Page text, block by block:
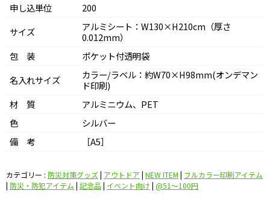
申し込単位
200
サイズ
アルミシート：W130×H210cm（厚さ
0.012mm）
包 装
ポケット付透明袋
名入れサイズ
カラー/ラベル：約W70×H98mm(オンデマン
ド印刷)
材 質
アルミニウム、PET
色
シルバー
備 考
［A5］
カテゴリー : 防災対策グッズ| アウトドア | NEW ITEM | フルカラー印刷アイテム
| 防災・防犯アイテム | 記念品| イベント向け | @51〜100円